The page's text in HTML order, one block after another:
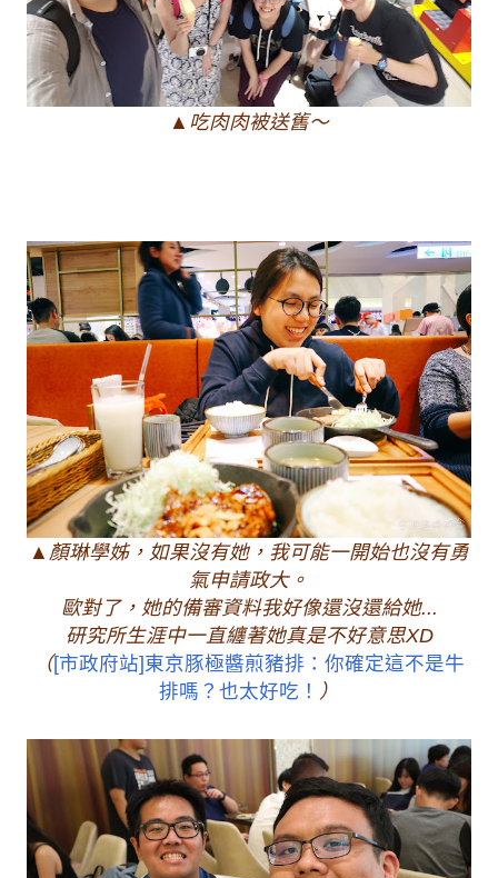
▲吃肉肉被送舊～
▲顏琳學姊，如果沒有她，我可能一開始也沒有勇
氣申請政大。
歐對了，她的備審資料我好像還沒還給她...
研究所生涯中一直纏著她真是不好意思XD
（[市政府站]東京豚極醬煎豬排：你確定這不是牛
排嗎？也太好吃！ ）